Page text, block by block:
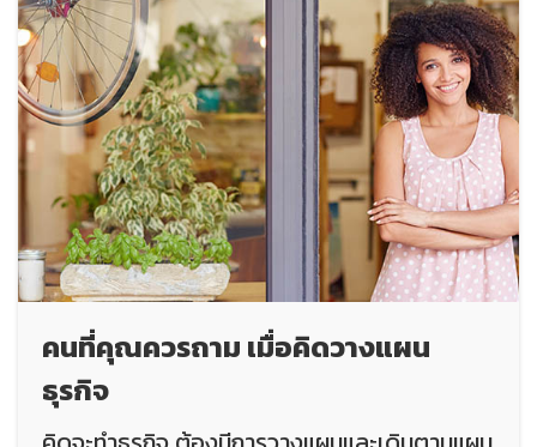
คนที่คุณควรถาม เมื่อคิดวางแผน
ธุรกิจ